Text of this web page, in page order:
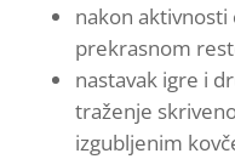
nakon aktivnosti
prekrasnom
nastavak igre i
traženje
izgubljenim